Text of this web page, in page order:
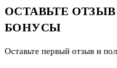
ОСТАВЬТЕ
БОНУСЫ
Оставьте первый отзыв и